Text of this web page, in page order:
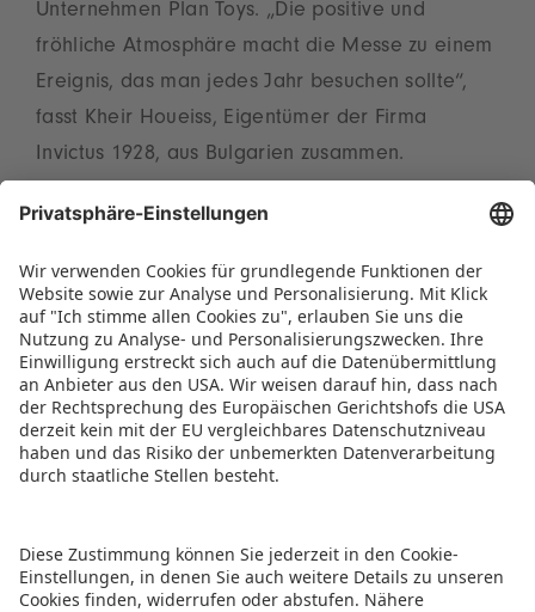
Unternehmen Plan Toys. „Die positive und
fröhliche Atmosphäre macht die Messe zu einem
Ereignis, das man jedes Jahr besuchen sollte“,
fasst Kheir Houeiss, Eigentümer der Firma
Invictus 1928, aus Bulgarien zusammen.
Unternehmen eine Teilnahme empfehlen. Die
nächste Gelegenheit bietet sich bereits zum 75.
Geburtstag der Spielwarenmesse. Die
Jubiläumsausgabe findet vom 27. bis 31. Januar
2026 statt.
PRESSEMITTEILUNG ALS PDF HERUNTERLADEN